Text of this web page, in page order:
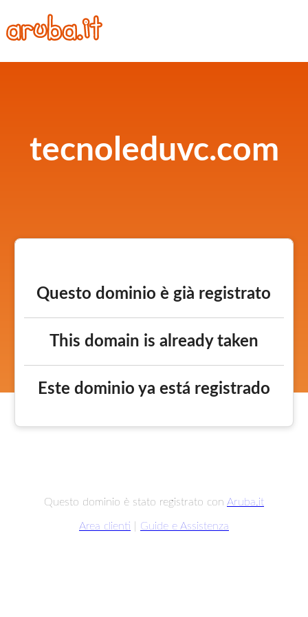
tecnoleduvc.com
Questo dominio è già registrato
This domain is already taken
Este dominio ya está registrado
Questo dominio è stato registrato con Aruba.it
Area clienti Guide e Assistenza